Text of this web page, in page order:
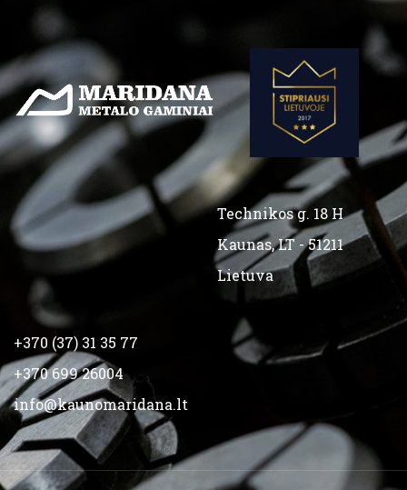
Technikos g. 18 H
Kaunas, LT - 51211
Lietuva
+370 (37) 31 35 77
+370 699 26004
info@kaunomaridana.lt